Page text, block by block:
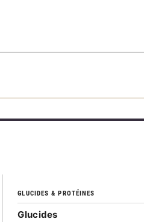
GLUCIDES & PROTÉINES
Glucides